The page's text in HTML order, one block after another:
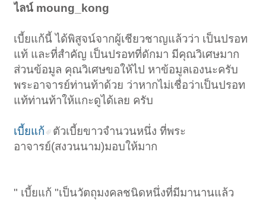
ไลน์ moung_kong
เบี้ยแก้นี้ ได้พิสูจน์จากผู้เชียวชาญแล้วว่า เป็นปรอท
แท้ และที่สำคัญ เป็นปรอทที่ดักมา มีคุณวิเศษมาก
ส่วนข้อมูล คุณวิเศษขอให้ไป หาข้อมูลเองนะครับ
พระอาจารย์ท่านท้าด้วย ว่าหากไม่เชื่อว่าเป็นปรอท
แท้ท่านท้าให้แกะดูได้เลย ครับ
เบี้ยแก้
ตัวเบี้ยขาวจำนวนหนึ่ง ที่พระ
อาจารย์(สงวนนาม)มอบให้มาก
" เบี้ยแก้ "เป็นวัตถุมงคลชนิดหนึ่งที่มีมานานแล้ว